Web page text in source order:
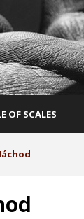
OF SCALES